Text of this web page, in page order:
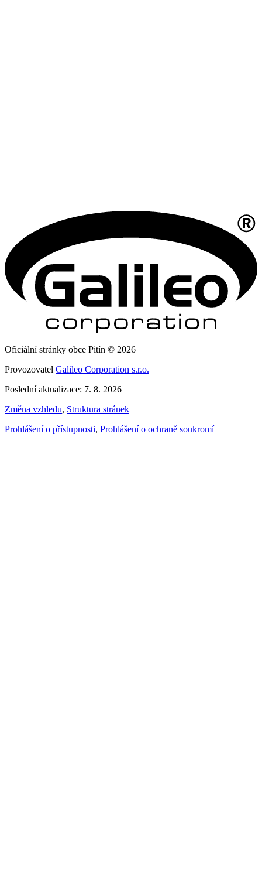
Oficiální stránky obce Pitín © 2026
Provozovatel Galileo Corporation s.r.o.
Poslední aktualizace: 7. 8. 2026
Změna vzhledu, Struktura stránek
Prohlášení o přístupnosti, Prohlášení o ochraně soukromí